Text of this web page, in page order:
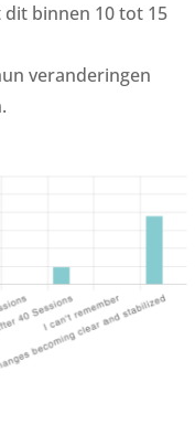
dit binnen 10 tot 15
veranderingen